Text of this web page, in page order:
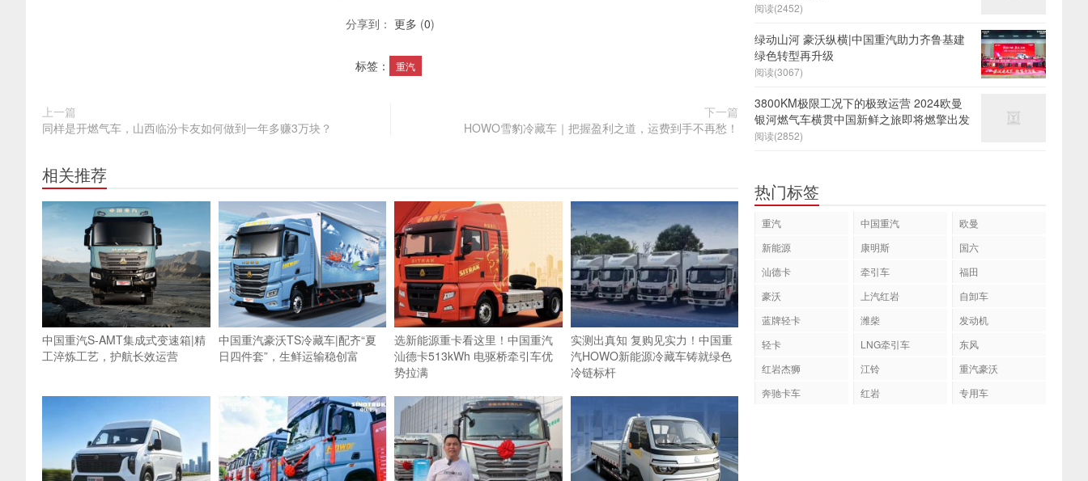
分享到： 更多 (0)
标签： 重汽
上一篇
同样是开燃气车，山西临汾卡友如何做到一年多赚3万块？
下一篇
HOWO雪豹冷藏车｜把握盈利之道，运费到手不再愁！
相关推荐
中国重汽S-AMT集成式变速箱|精
工淬炼工艺，护航长效运营
中国重汽豪沃TS冷藏车|配齐“夏
日四件套”，生鲜运输稳创富
选新能源重卡看这里！中国重汽
汕德卡513kWh 电驱桥牵引车优
势拉满
实测出真知 复购见实力！中国重
汽HOWO新能源冷藏车铸就绿色
冷链标杆
阅读(2452)
绿动山河 豪沃纵横|中国重汽助力齐鲁基建
绿色转型再升级
阅读(3067)
3800KM极限工况下的极致运营 2024欧曼
银河燃气车横贯中国新鲜之旅即将燃擎出发
阅读(2852)
热门标签
重汽 中国重汽
欧曼
新能源
康明斯
国六
汕德卡
牵引车
福田
豪沃
上汽红岩
自卸车
蓝牌轻卡
潍柴
发动机
轻卡
LNG牵引车
东风
红岩杰狮
江铃
重汽豪沃
奔驰卡车
红岩 专用车